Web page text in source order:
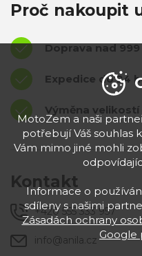
Proč nakoupit
Doprava nad
Expedice do 24
Výměna
Kontakt
+420 555 333 957
info@anila.cz
MotoZem a naši
potřebují Váš souhlas
Vám mimo jiné mohli
Informace o
sdíleny s našimi
Zásadách ochrany
Google